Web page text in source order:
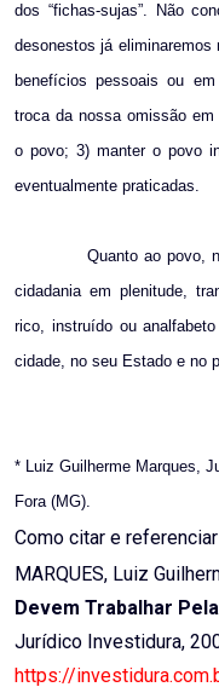
dos “fichas-sujas”. Não
desonestos já
benefícios pessoais ou
troca da nossa omissão
o povo; 3) manter o povo
eventualmente praticadas.
Quanto ao povo,
cidadania em plenitude,
rico, instruído ou
cidade, no seu Estado e no
* Luiz Guilherme Marques,
Fora (MG).
Como citar e
MARQUES, Luiz
Devem Trabalhar
Jurídico Investidura,
https://